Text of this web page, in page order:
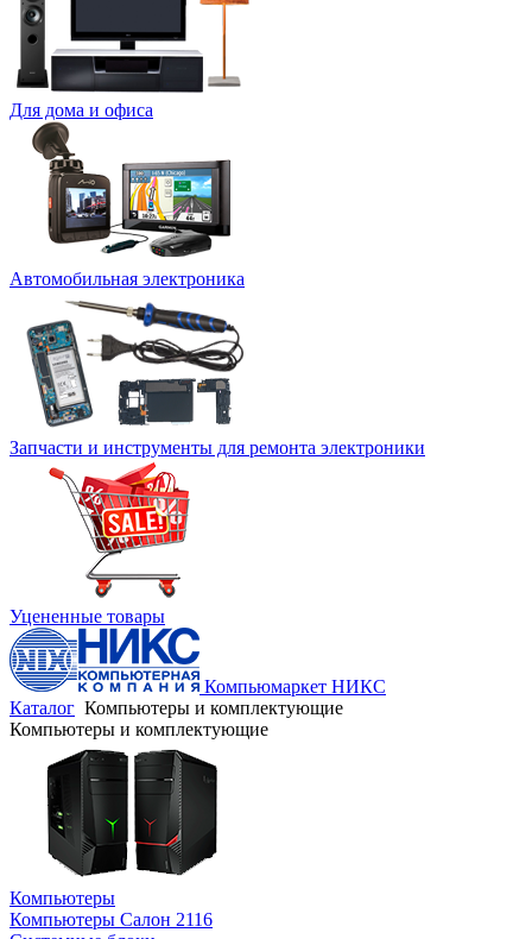
Для дома и офиса
Автомобильная электроника
Запчасти и инструменты для ремонта электроники
Уцененные товары
Компьюмаркет НИКС
Каталог Компьютеры и комплектующие
Компьютеры и комплектующие
Компьютеры
Компьютеры Салон 2116